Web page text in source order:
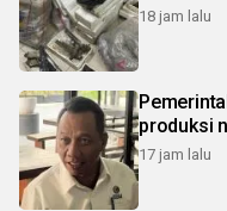
18 jam lalu
produksi
17 jam lalu